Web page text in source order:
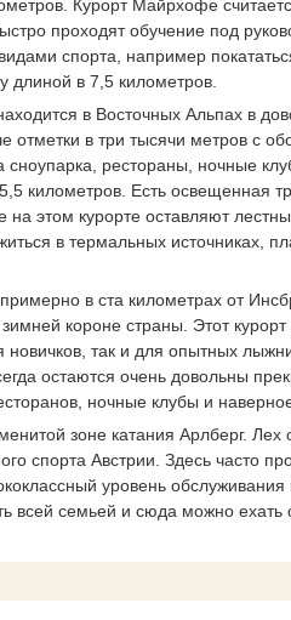
Курорт Майрхофе
проходят обучение под
спорта, например
длиной в 7,5 километров.
в Восточных Альпах в
отметки в три тысячи метров с
рестораны, ночные
километров. Есть освещенная
этом курорте оставляют
в термальных источниках,
в ста километрах от
короне страны. Этот курорт
так и для опытных
остаются очень довольны
ночные клубы и
зоне катания Арлберг.
спорта Австрии. Здесь часто
уровень обслуживания
всей семьей и сюда можно